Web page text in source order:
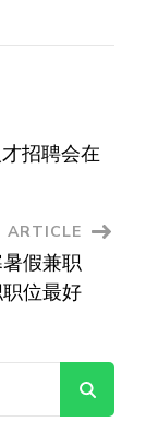
招聘会在
ARTICLE
假兼职
位最好